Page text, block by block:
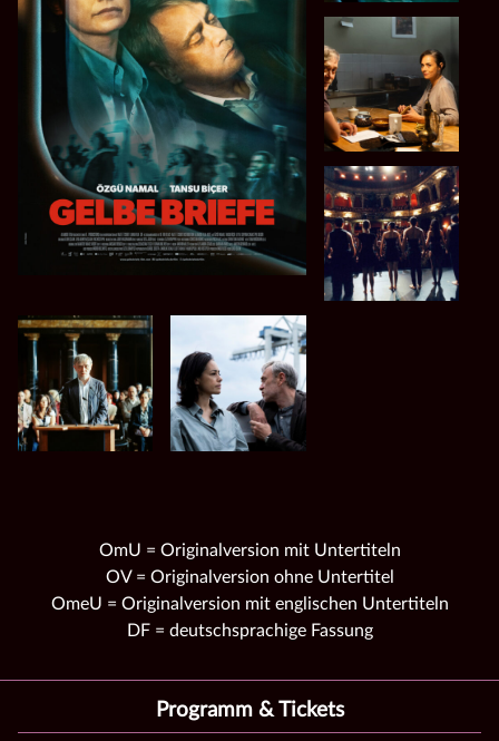
OmU = Originalversion mit Untertiteln
OV = Originalversion ohne Untertitel
OmeU = Originalversion mit englischen Untertiteln
DF = deutschsprachige Fassung
Programm & Tickets